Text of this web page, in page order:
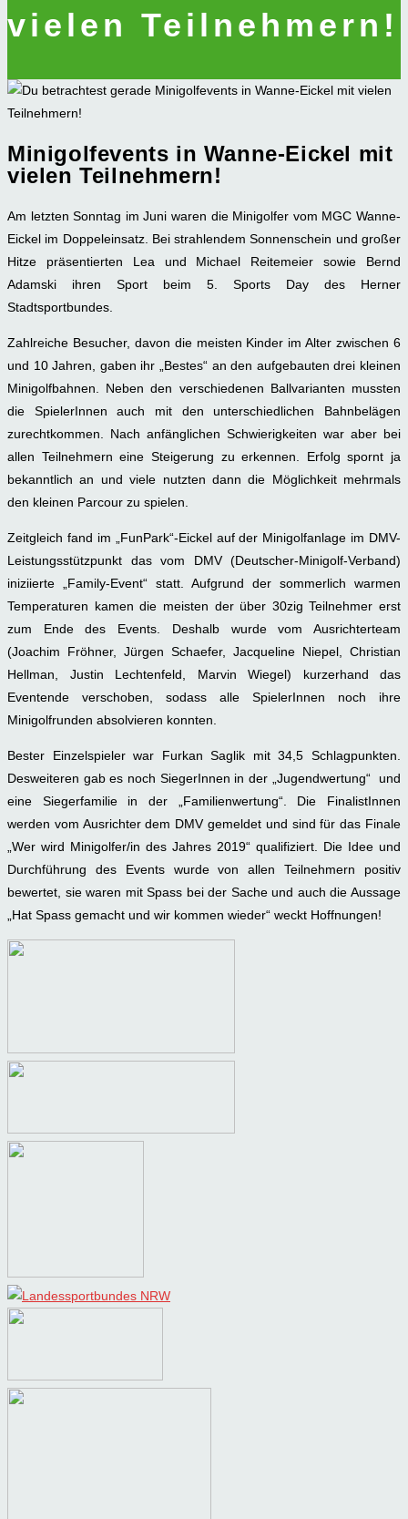
vielen Teilnehmern!
Minigolfevents in Wanne-Eickel mit
vielen Teilnehmern!
Am letzten Sonntag im Juni waren die Minigolfer vom MGC Wanne-
Eickel im Doppeleinsatz. Bei strahlendem Sonnenschein und großer
Hitze präsentierten Lea und Michael Reitemeier sowie Bernd
Adamski ihren Sport beim 5. Sports Day des Herner
Stadtsportbundes.
Zahlreiche Besucher, davon die meisten Kinder im Alter zwischen 6
und 10 Jahren, gaben ihr „Bestes“ an den aufgebauten drei kleinen
Minigolfbahnen. Neben den verschiedenen Ballvarianten mussten
die SpielerInnen auch mit den unterschiedlichen Bahnbelägen
zurechtkommen. Nach anfänglichen Schwierigkeiten war aber bei
allen Teilnehmern eine Steigerung zu erkennen. Erfolg spornt ja
bekanntlich an und viele nutzten dann die Möglichkeit mehrmals
den kleinen Parcour zu spielen.
Zeitgleich fand im „FunPark“-Eickel auf der Minigolfanlage im DMV-
Leistungsstützpunkt das vom DMV (Deutscher-Minigolf-Verband)
iniziierte „Family-Event“ statt. Aufgrund der sommerlich warmen
Temperaturen kamen die meisten der über 30zig Teilnehmer erst
zum Ende des Events. Deshalb wurde vom Ausrichterteam
(Joachim Fröhner, Jürgen Schaefer, Jacqueline Niepel, Christian
Hellman, Justin Lechtenfeld, Marvin Wiegel) kurzerhand das
Eventende verschoben, sodass alle SpielerInnen noch ihre
Minigolfrunden absolvieren konnten.
Bester Einzelspieler war Furkan Saglik mit 34,5 Schlagpunkten.
Desweiteren gab es noch SiegerInnen in der „Jugendwertung“ und
eine Siegerfamilie in der „Familienwertung“. Die FinalistInnen
werden vom Ausrichter dem DMV gemeldet und sind für das Finale
„Wer wird Minigolfer/in des Jahres 2019“ qualifiziert. Die Idee und
Durchführung des Events wurde von allen Teilnehmern positiv
bewertet, sie waren mit Spass bei der Sache und auch die Aussage
„Hat Spass gemacht und wir kommen wieder“ weckt Hoffnungen!